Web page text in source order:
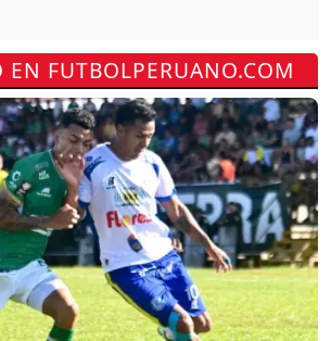
FUTBOLPERUANO.COM